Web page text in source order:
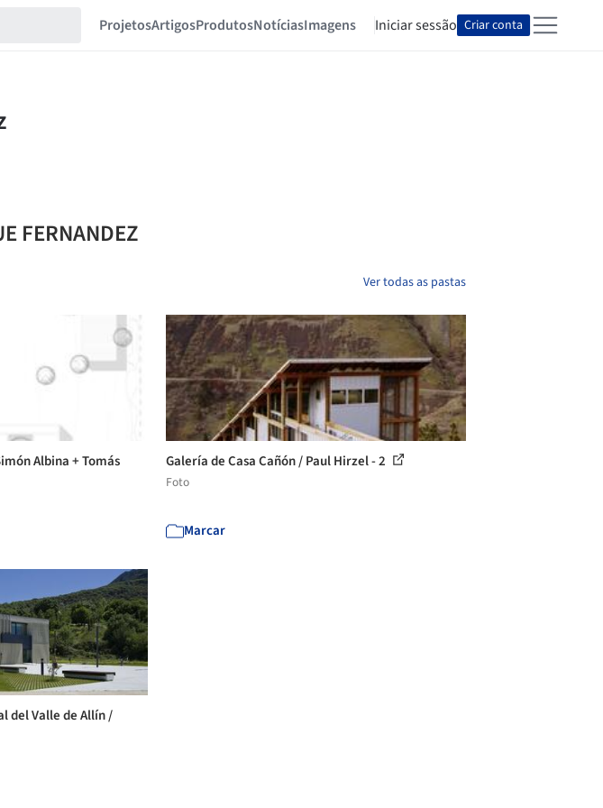
ProjetosArtigosProdutosNotíciasImagens Iniciar sessão Criar conta
FERNANDEZ
Ver todas as pastas
Albina + Tomás
Galería de Casa Cañón / Paul Hirzel - 2
Foto
Marcar
del Valle de Allín /